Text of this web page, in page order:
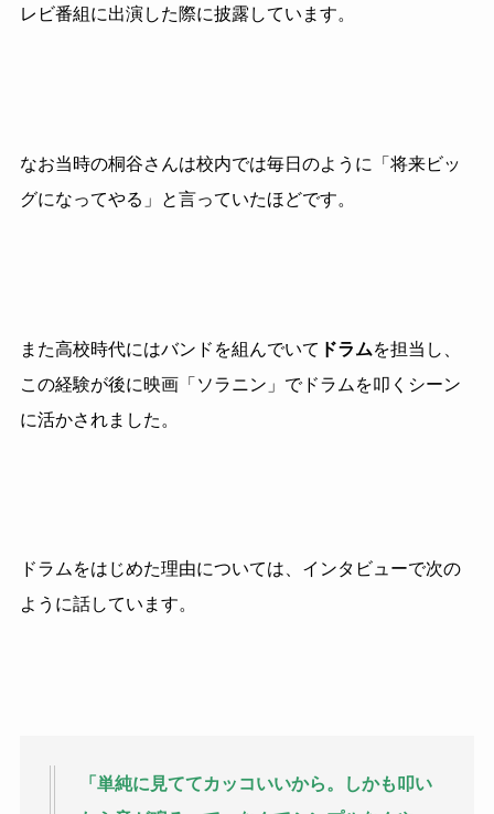
レビ番組に出演した際に披露しています。
なお当時の桐谷さんは校内では毎日のように「将来ビッ
グになってやる」と言っていたほどです。
また高校時代にはバンドを組んでいて ドラムを担当し、
この経験が後に映画「ソラニン」でドラムを叩くシーン
に活かされました。
ドラムをはじめた理由については、インタビューで次の
ように話しています。
「単純に見ててカッコいいから。しかも叩い